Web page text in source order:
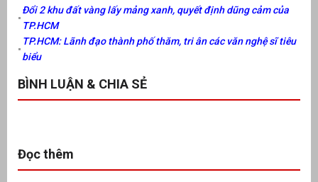
Đổi 2 khu đất vàng lấy mảng xanh, quyết định dũng cảm của
TP.HCM
TP.HCM: Lãnh đạo thành phố thăm, tri ân các văn nghệ sĩ tiêu
biểu
BÌNH LUẬN & CHIA SẺ
Đọc thêm